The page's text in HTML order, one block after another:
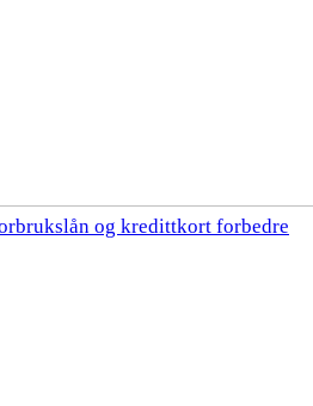
og kredittkort forbedre